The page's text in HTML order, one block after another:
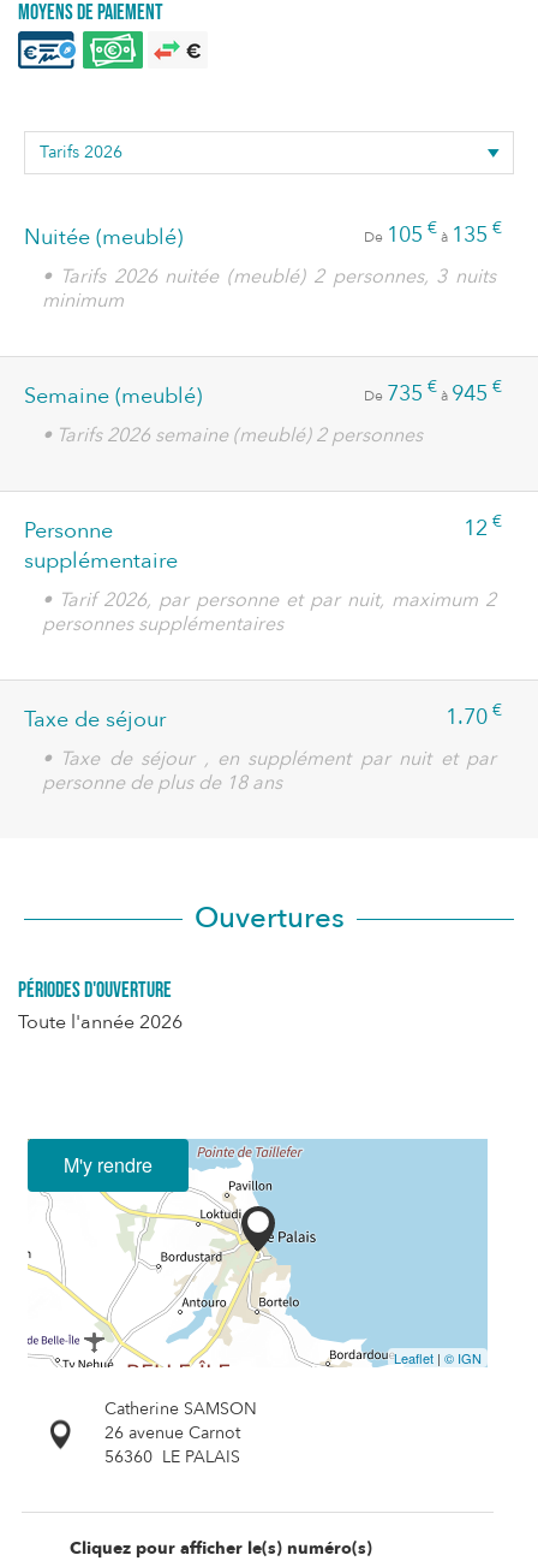
Moyens de paiement
Nuitée (meublé) De 105 €à 135 €
• Tarifs 2026 nuitée (meublé) 2 personnes, 3 nuits
minimum
Semaine (meublé) De 735 €à 945 €
• Tarifs 2026 semaine (meublé) 2 personnes
Personne
supplémentaire
12 €
• Tarif 2026, par personne et par nuit, maximum 2
personnes supplémentaires
Taxe de séjour 1.70 €
• Taxe de séjour , en supplément par nuit et par
personne de plus de 18 ans
Ouvertures
Périodes d'ouverture
Toute l'année 2026
M'y rendre
Leaflet | © IGN
Catherine SAMSON
26 avenue Carnot
56360 LE PALAIS
Cliquez pour afficher le(s) numéro(s)